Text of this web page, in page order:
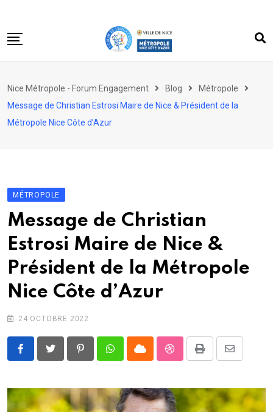
to
Le forum
Acteurs engagés
Nice Métropole - Forum Engagement Blog
Métropole
Message de Christian Estrosi Maire de Nice & Président de la
Métropole Nice Côte d’Azur
MÉTROPOLE
Message de Christian
Estrosi Maire de Nice &
Président de la Métropole
Nice Côte d’Azur
24 OCTOBRE 2022
PinterestWhatsappCloud StumbleUpon
Print
Share
Email